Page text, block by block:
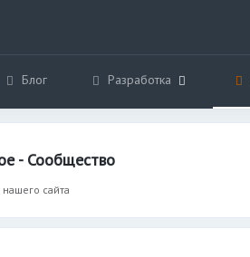
Блог Разработка
- Сообщество
сайта